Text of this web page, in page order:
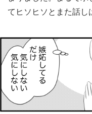
てヒソヒソとまた話し